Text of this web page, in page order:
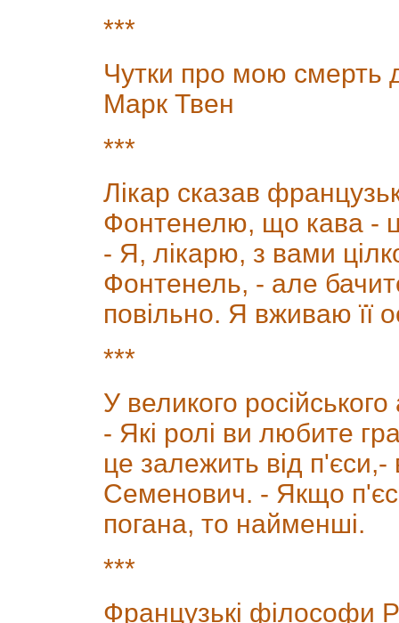
***
Чутки про мою смерть
Марк Твен
***
Лікар сказав
Фонтенелю, що кава -
- Я, лікарю, з вами
Фонтенель, - але
повільно. Я вживаю її
***
У великого
- Які ролі ви любите
це залежить від п'єси,-
Семенович. - Якщо
погана, то найменші.
***
Французькі філософи